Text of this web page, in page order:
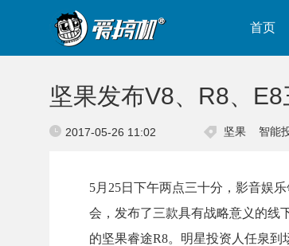
首页
坚果发布V8、R8、
2017-05-26 11:02 坚果 智能
5月25日下午两点三十分，影音娱
会，发布了三款具有战略意义的线
的坚果睿途R8。明星投资人任泉